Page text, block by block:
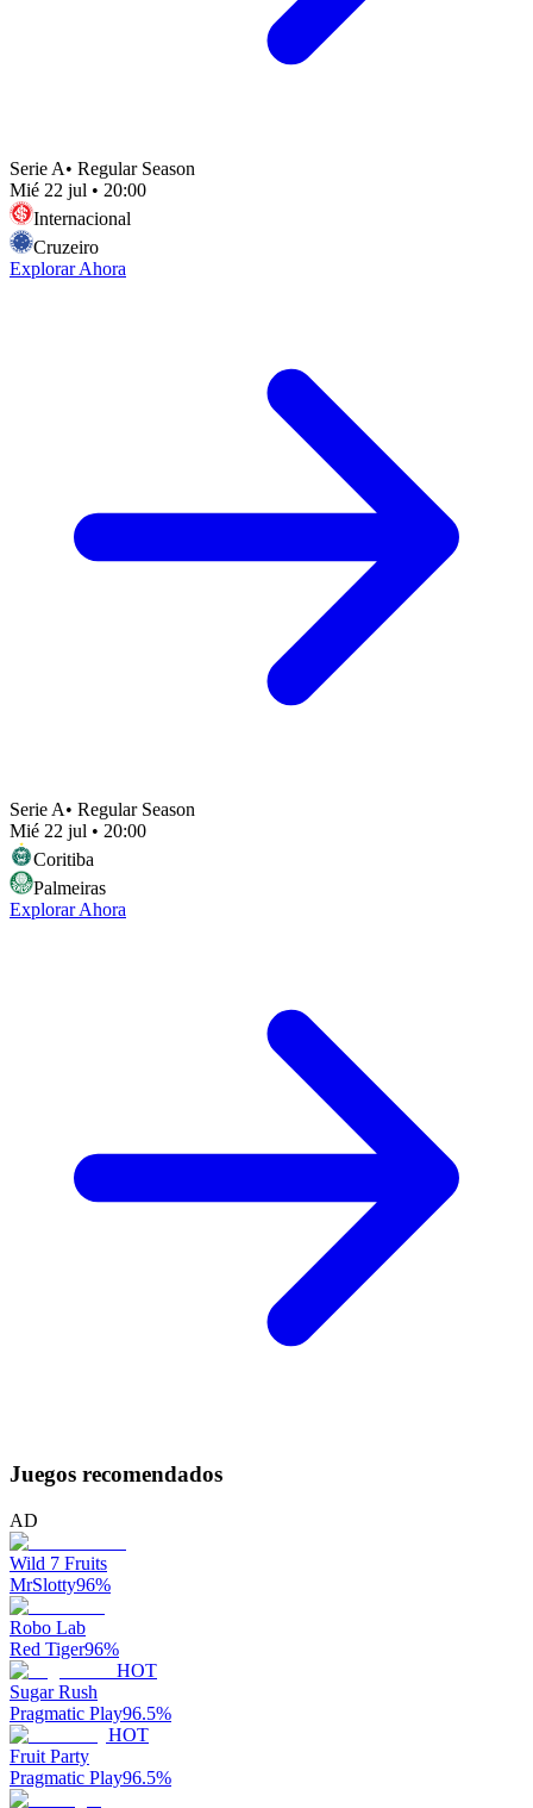
Serie A• Regular Season
Mié 22 jul • 20:00
Internacional
Cruzeiro
Explorar Ahora
Serie A• Regular Season
Mié 22 jul • 20:00
Coritiba
Palmeiras
Explorar Ahora
Juegos recomendados
AD
Wild 7 Fruits
MrSlotty96%
Robo Lab
Red Tiger96%
HOT
Sugar Rush
Pragmatic Play96.5%
HOT
Fruit Party
Pragmatic Play96.5%